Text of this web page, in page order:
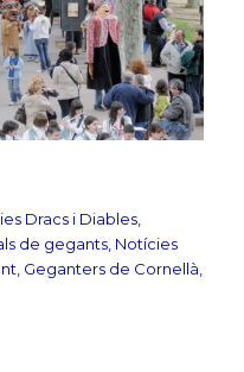
Dracs i Diables,
de gegants, Notícies
, Geganters de Cornellà,